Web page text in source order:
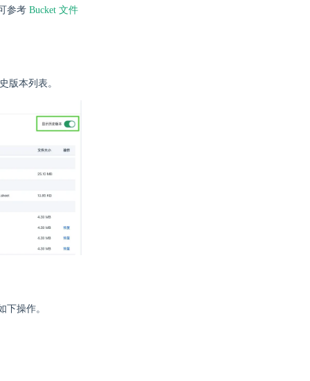
参考 Bucket 文件
版本列表。
操作。